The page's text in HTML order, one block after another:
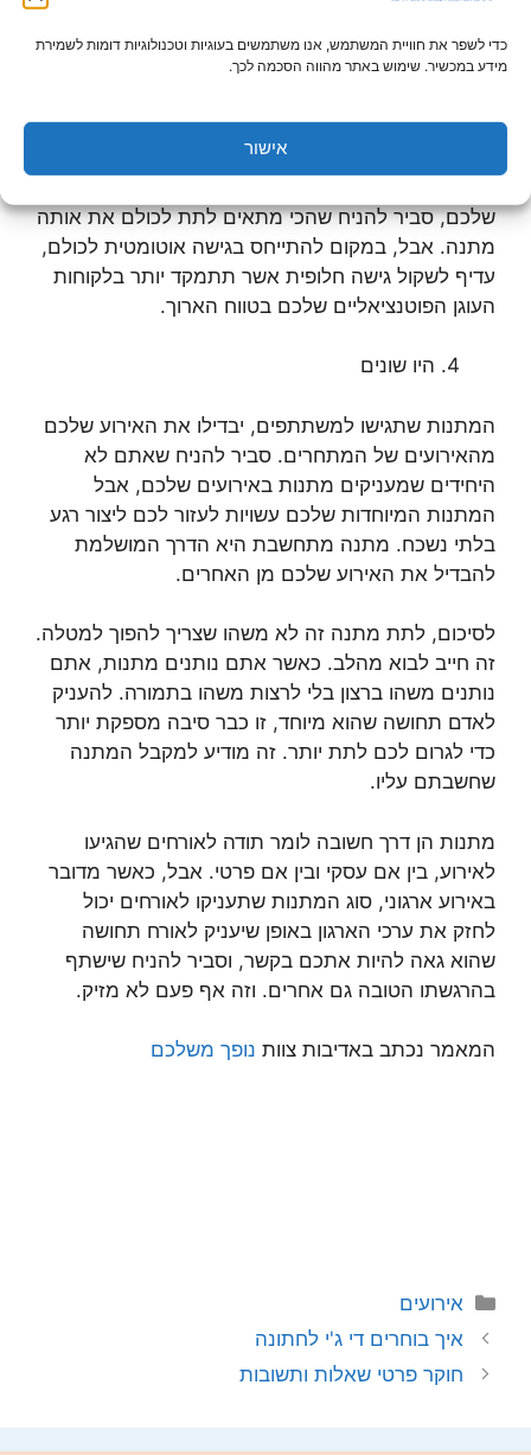
כדי לשפר את חוויית המשתמש, אנו משתמשים בעוגיות וטכנולוגיות דומות לשמירת
מידע במכשיר. שימוש באתר מהווה הסכמה לכך.
אישור
מגע אישי, בעיקר כאשר זה נוגע למתנה ארגונית, היא
מעשה בולט מאוד בעידן שהופך יותר ויותר לדיגיטלי.
One size לא תמיד מתאים לכולם
שלכם, סביר להניח שהכי מתאים לתת לכולם את אותה
מתנה. אבל, במקום להתייחס בגישה אוטומטית לכולם,
עדיף לשקול גישה חלופית אשר תתמקד יותר בלקוחות
העוגן הפוטנציאליים שלכם בטווח הארוך.
היו שונים
המתנות שתגישו למשתתפים, יבדילו את האירוע שלכם
מהאירועים של המתחרים. סביר להניח שאתם לא
היחידים שמעניקים מתנות באירועים שלכם, אבל
המתנות המיוחדות שלכם עשויות לעזור לכם ליצור רגע
בלתי נשכח. מתנה מתחשבת היא הדרך המושלמת
להבדיל את האירוע שלכם מן האחרים.
לסיכום, לתת מתנה זה לא משהו שצריך להפוך למטלה.
זה חייב לבוא מהלב. כאשר אתם נותנים מתנות, אתם
נותנים משהו ברצון בלי לרצות משהו בתמורה. להעניק
לאדם תחושה שהוא מיוחד, זו כבר סיבה מספקת יותר
כדי לגרום לכם לתת יותר. זה מודיע למקבל המתנה
שחשבתם עליו.
מתנות הן דרך חשובה לומר תודה לאורחים שהגיעו
לאירוע, בין אם עסקי ובין אם פרטי. אבל, כאשר מדובר
באירוע ארגוני, סוג המתנות שתעניקו לאורחים יכול
לחזק את ערכי הארגון באופן שיעניק לאורח תחושה
שהוא גאה להיות אתכם בקשר, וסביר להניח שישתף
בהרגשתו הטובה גם אחרים. וזה אף פעם לא מזיק.
המאמר נכתב באדיבות צוות נופך משלכם
קטגוריות
אירועים
איך בוחרים די ג'י לחתונה
חוקר פרטי שאלות ותשובות